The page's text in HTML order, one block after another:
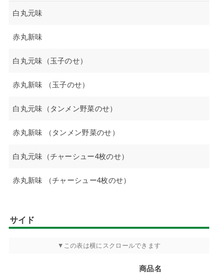
白丸元味
赤丸新味
白丸元味（玉子のせ）
赤丸新味 （玉子のせ）
白丸元味（タンメン野菜のせ）
赤丸新味 （タンメン野菜のせ）
白丸元味（チャーシュー4枚のせ）
赤丸新味 （チャーシュー4枚のせ）
サイド
商品名